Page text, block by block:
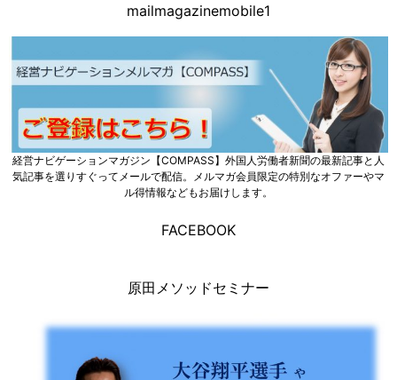
mailmagazinemobile1
経営ナビゲーションマガジン【COMPASS】外国人労働者新聞の最新記事と人
気記事を選りすぐってメールで配信。メルマガ会員限定の特別なオファーやマ
ル得情報などもお届けします。
FACEBOOK
原田メソッドセミナー